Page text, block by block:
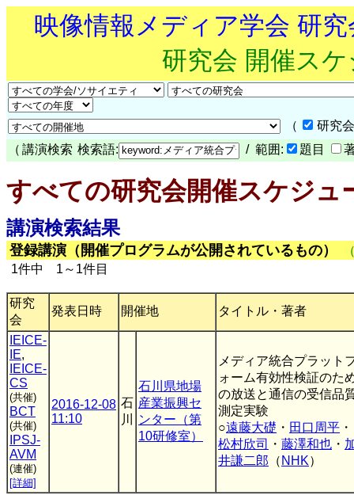
映像情報メディア学会 研
研究会 開催ス
（
研究
（ 講演検索 検索語: / 範囲: 題目
すべての研究会開催スケジュ
講演検索結果
登録講演（開催プログラムが公開されているもの）
1件中 1～1件目
研究
会
発表日時 開催地 タイトル・著者
IEICE-
IE,
IEICE-
CS
(共催)
BCT
(共催)
IPSJ-
AVM
(連催)
[詳細]
2016-12-08
11:10
石
川
石川県地場
産業振興セ
ンター（第
10研修室）
メディア統合プラット
ォーム有効性検証のた
の放送と通信の受信品
測定実験
○遠藤大礎 ・ 田口周平 ・
松村欣司
・ 藤澤和也 ・
井謙二郎 （ NHK）